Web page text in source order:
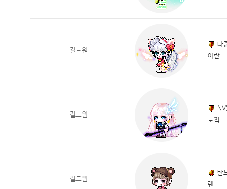
길드원
나
아란
길드원
도적
길드원
탄
렌